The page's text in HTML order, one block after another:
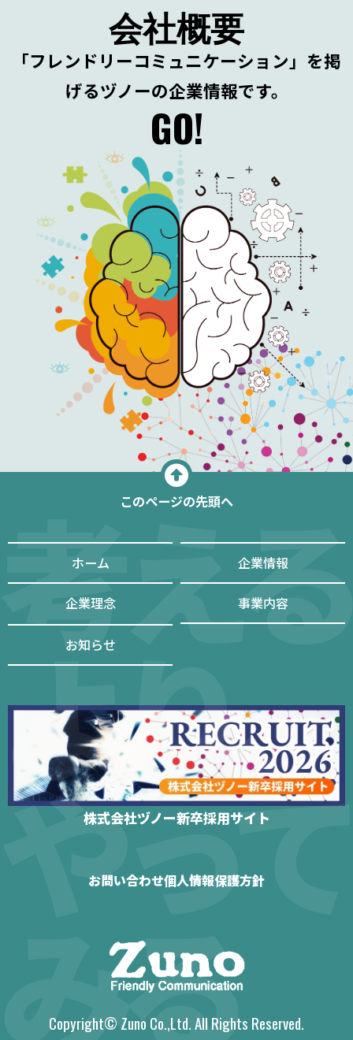
会社概要
「フレンドリーコミュニケーション」 を掲
げるヅノーの企業情報です。
GO!
このページの先頭へ
ホーム 企業情報
企業理念 事業内容
お知らせ
株式会社ヅノー新卒採用サイト
お問い合わせ個人情報保護方針
Copyright© Zuno Co.,Ltd. All Rights Reserved.